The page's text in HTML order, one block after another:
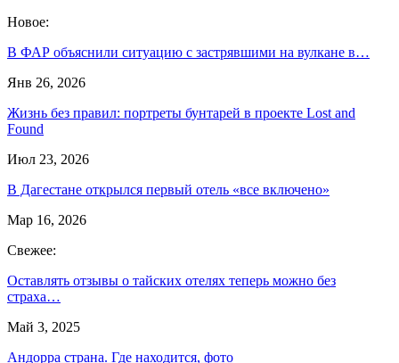
Новое:
В ФАР объяснили ситуацию с застрявшими на вулкане в…
Янв 26, 2026
Жизнь без правил: портреты бунтарей в проекте Lost and
Found
Июл 23, 2026
В Дагестане открылся первый отель «все включено»
Мар 16, 2026
Свежее:
Оставлять отзывы о тайских отелях теперь можно без
страха…
Май 3, 2025
Андорра страна. Где находится, фото